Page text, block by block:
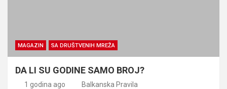
MAGAZIN SA DRUŠTVENIH MREŽA
DA LI SU GODINE SAMO BROJ?
1 godina ago Balkanska Pravila